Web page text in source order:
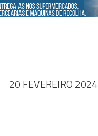
20 FEVEREIRO 2024